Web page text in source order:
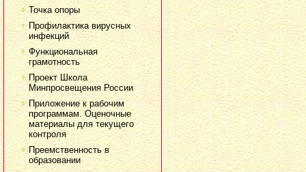
Точка опоры
Профилактика вирусных
инфекций
Функциональная
грамотность
Проект Школа
Минпросвещения России
Приложение к рабочим
программам. Оценочные
материалы для текущего
контроля
Преемственность в
образовании